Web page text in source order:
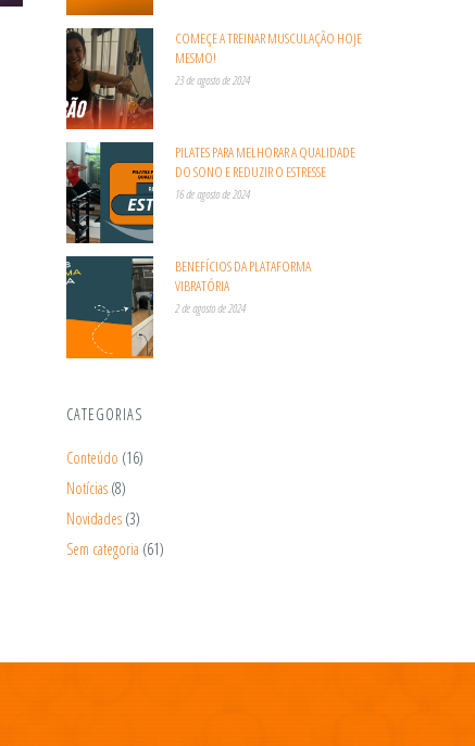
COMEÇE A TREINAR MUSCULAÇÃO HOJE
MESMO!
23 de agosto de 2024
PILATES PARA MELHORAR A QUALIDADE
DO SONO E REDUZIR O ESTRESSE
16 de agosto de 2024
BENEFÍCIOS DA PLATAFORMA
VIBRATÓRIA
2 de agosto de 2024
CATEGORIAS
Conteúdo (16)
Notícias (8)
Novidades (3)
Sem categoria (61)